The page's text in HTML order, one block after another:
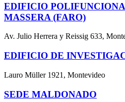
EDIFICIO
MASSERA (FARO)
Av. Julio Herrera y Reissig 633,
EDIFICIO DE
Lauro Müller 1921, Montevideo
SEDE MALDONADO